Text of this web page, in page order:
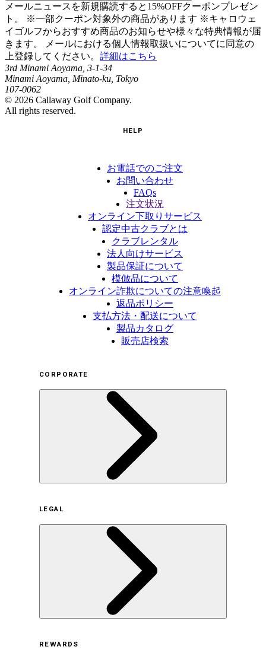
メールニュースを新規購読すると15%OFFクーポンプレゼン
ト。 ※一部クーポン対象外の商品があります ※キャロウェ
イゴルフからおすすめ商品のお知らせや様々な特典情報が届
きます。 メールにおける個人情報取扱いについてに同意の
上登録してください。 詳細はこちら
3rd Minami Aoyama, 3-1-34
Minami Aoyama, Minato-ku, Tokyo
107-0062
© 2026 Callaway Golf Company.
All rights reserved.
HELP
お電話でのご注文
お問い合わせ
FAQs
注文状況
オンライン下取りサービス
認定中古クラブとは
クラブレンタル
法人向けサービス
製品保証について
模倣品について
オンライン詐欺についての注意喚起
返品ポリシー
支払方法・配送について
製品カタログ
販売店検索
CORPORATE
サステナビリティの取り組み（日本）
サステナビリティの取り組み（米国/英語）
ヒストリー
採用情報
LEGAL
REWARDS